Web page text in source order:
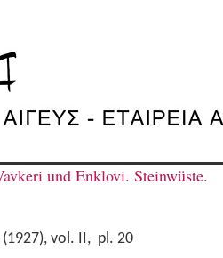
und Enklovi. Steinwüste.
vol. II, pl. 20